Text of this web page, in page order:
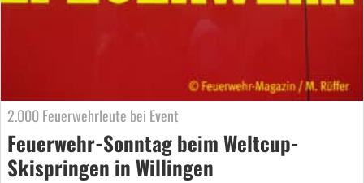
2.000 Feuerwehrleute bei Event
Feuerwehr-Sonntag beim Weltcup-
Skispringen in Willingen